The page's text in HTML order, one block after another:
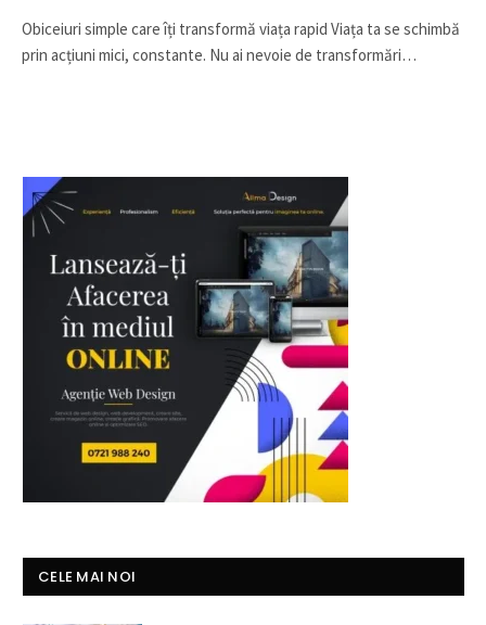
Obiceiuri simple care îți transformă viața rapid Viața ta se schimbă
prin acțiuni mici, constante. Nu ai nevoie de transformări…
CELE MAI NOI